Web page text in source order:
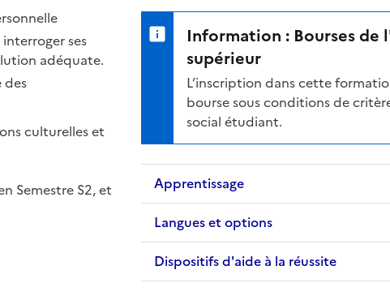
ses
adéquate.
des
culturelles et
Semestre S2, et
Information : Bourses de
supérieur
L’inscription dans cette
bourse sous conditions de
social étudiant.
Apprentissage
Langues et options
Dispositifs d'aide à la réussite